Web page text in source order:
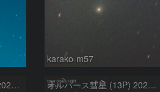
karako-m57
オルバース彗星 (13P) 2024.5.17 オルバース彗星 (13P) 2024.5.14